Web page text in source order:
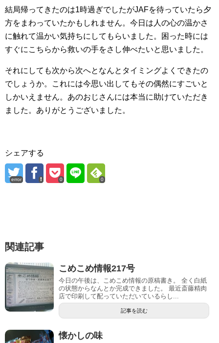
結局帰ってきたのは1時過ぎでしたがJAFを待っていたら夕
方をまわっていたかもしれません。今日は人の心の温かさ
に触れて温かい気持ちにしてもらいました。困った時には
すぐにこちらから救いの手をさし伸べたいと思いました。
それにしても次から次へとなんとタイミングよくできたの
でしょうか。これには今思い出してもその偶然にすごいと
しかいえません。あのおじさんには本当に助けていただき
ました。ありがとうございました。
シェアする
error 0 0
関連記事
こめこめ情報217号
今日の午後は、こめこめ情報の原稿書き。 全く白紙
の状態からなんとか完成できました。 最近斎藤精肉
店で印刷して配っていただいているらし...
記事を読む
懐かしの味